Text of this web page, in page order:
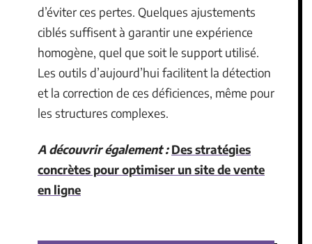
d’éviter ces pertes. Quelques ajustements
ciblés suffisent à garantir une expérience
homogène, quel que soit le support utilisé.
Les outils d’aujourd’hui facilitent la détection
et la correction de ces déficiences, même pour
les structures complexes.
A découvrir également : Des stratégies
concrètes pour optimiser un site de vente
en ligne